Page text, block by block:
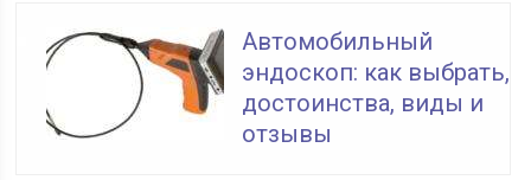
Автомобильный
эндоскоп: как выбрать,
достоинства, виды и
отзывы